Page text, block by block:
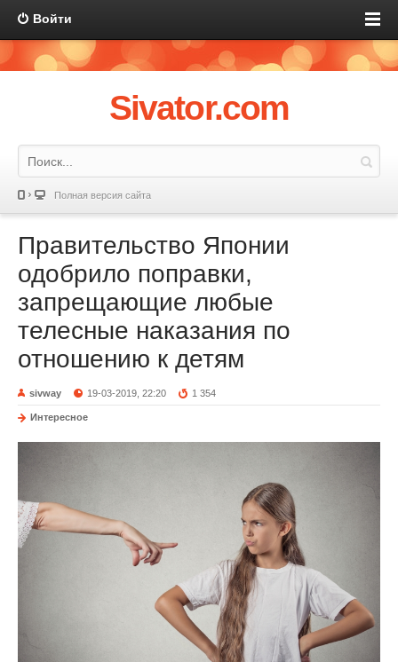
Войти
Sivator.com
Полная версия сайта
Правительство Японии
одобрило поправки,
запрещающие любые
телесные наказания по
отношению к детям
sivway 19-03-2019, 22:20 1 354
Интересное